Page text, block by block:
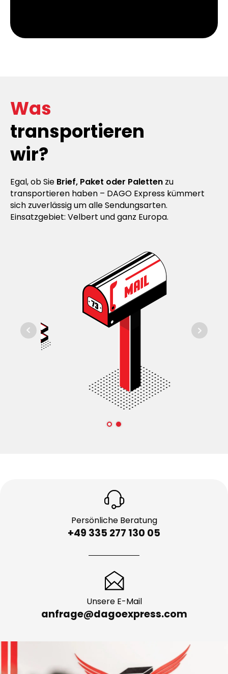
Was
transportieren
wir?
Egal, ob Sie Brief, Paket oder Paletten zu
transportieren haben – DAGO Express kümmert
sich zuverlässig um alle Sendungsarten.
Einsatzgebiet: Velbert und ganz Europa.
Persönliche Beratung
+49 335 277 130 05
Unsere E-Mail
anfrage@dagoexpress.com